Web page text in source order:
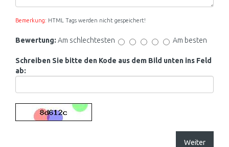
Bemerkung: HTML Tags werden nicht gespeichert!
Bewertung: Am schlechtesten Am besten
Schreiben Sie bitte den Kode aus dem Bild unten ins Feld
ab:
Weiter